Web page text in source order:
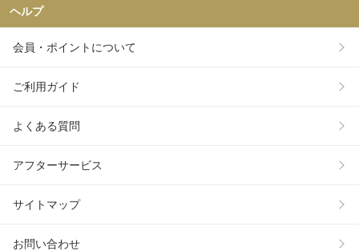
ヘルプ
会員・ポイントについて
ご利用ガイド
よくある質問
アフターサービス
サイトマップ
お問い合わせ